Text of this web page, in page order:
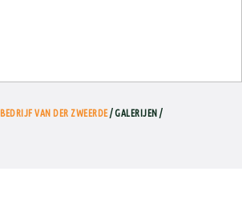
VAN DER ZWEERDE/ GALERIJEN /